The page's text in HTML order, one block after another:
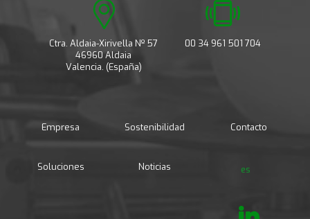
Ctra. Aldaia-Xirivella Nº 57
46960 Aldaia
Valencia. (España)
00 34 961 501 704
Empresa
Soluciones
Sostenibilidad
Noticias
Contacto
es